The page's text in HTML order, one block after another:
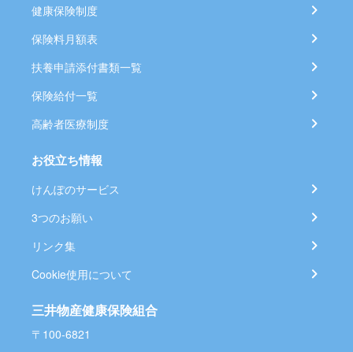
健康保険制度
保険料月額表
扶養申請添付書類一覧
保険給付一覧
高齢者医療制度
お役立ち情報
けんぽのサービス
3つのお願い
リンク集
Cookie使用について
三井物産健康保険組合
〒100-6821